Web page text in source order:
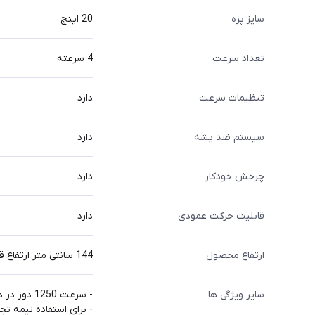
سایز پره 20 اینچ
تعداد سرعت 4 سرعته
تنظیمات سرعت دارد
سیستم ضد پشه دارد
چرخش خودکار دارد
قابلیت حرکت عمودی دارد
ارتفاع محصول 144 سانتی متر ارتفاع قابل تنظیم
سایر ویژگی ها
- سرعت 1250 دور در دقیقه
- برای استفاده نیمه